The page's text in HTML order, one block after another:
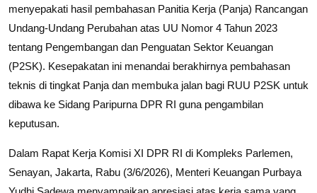
menyepakati hasil pembahasan Panitia Kerja (Panja) Rancangan
Undang-Undang Perubahan atas UU Nomor 4 Tahun 2023
tentang Pengembangan dan Penguatan Sektor Keuangan
(P2SK). Kesepakatan ini menandai berakhirnya pembahasan
teknis di tingkat Panja dan membuka jalan bagi RUU P2SK untuk
dibawa ke Sidang Paripurna DPR RI guna pengambilan
keputusan.
Dalam Rapat Kerja Komisi XI DPR RI di Kompleks Parlemen,
Senayan, Jakarta, Rabu (3/6/2026), Menteri Keuangan Purbaya